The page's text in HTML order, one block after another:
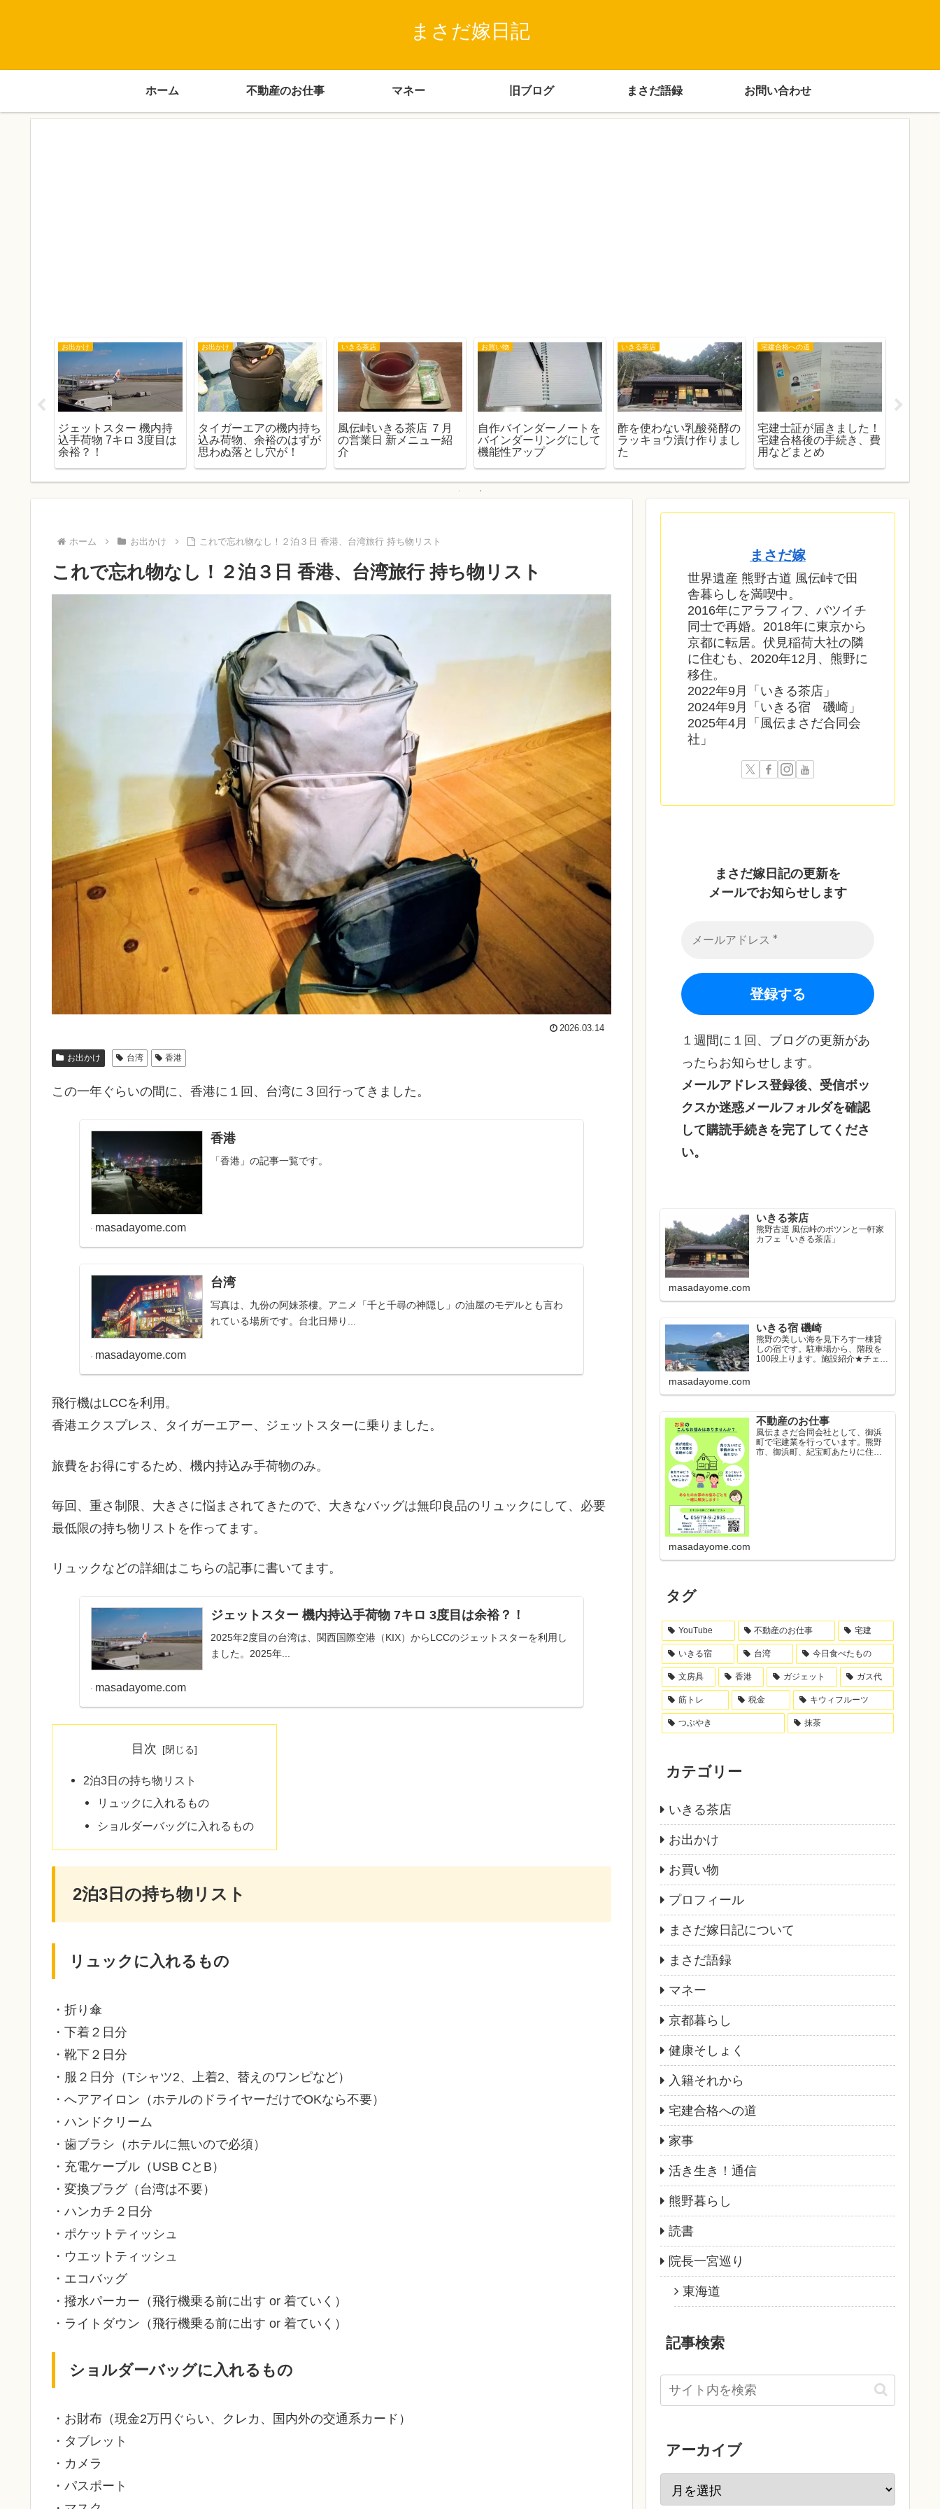
まさだ嫁日記
ホーム 不動産のお仕事 マネー 旧ブログ まさだ語録 お問い合わせ
いきる茶店
YouTube１００日連続投
稿達成 カフェのことで
ご報告があります
お出かけ
香港エクスプレス
（LCC)に乗るときに気
をつけることメモ
熊野暮らし
スマホを辞めて、タブレ
ットだけにしてみた
ら・・・！
熊野暮らし
熊野大花火大会を混雑を
避けて見ませんか？
宅建合格への道
合格証届きました。さて
次にやること
マネー
2025年は楽天銀行デビ
ットカードとファミペイ
で 固定資産税、自動車
ホーム お出かけ これで忘れ物なし！２泊３日 香港、台湾旅行 持ち物リスト
これで忘れ物なし！２泊３日 香港、台湾旅行 持ち物リスト
2026.03.14
お出かけ 台湾 香港
この一年ぐらいの間に、香港に１回、台湾に３回行ってきました。
香港
「香港」の記事一覧です。
masadayome.com
台湾
写真は、九份の阿妹茶樓。アニメ「千と千尋の神隠し」の油屋のモデルとも言わ
れている場所です。台北日帰り...
masadayome.com
飛行機はLCCを利用。
香港エクスプレス、タイガーエアー、ジェットスターに乗りました。
旅費をお得にするため、機内持込み手荷物のみ。
毎回、重さ制限、大きさに悩まされてきたので、大きなバッグは無印良品のリュックにして、必要
最低限の持ち物リストを作ってます。
リュックなどの詳細はこちらの記事に書いてます。
ジェットスター 機内持込手荷物 7キロ 3度目は余裕？！
2025年2度目の台湾は、関西国際空港（KIX）からLCCのジェットスターを利用し
ました。2025年...
masadayome.com
目次
2泊3日の持ち物リスト
リュックに入れるもの
ショルダーバッグに入れるもの
2泊3日の持ち物リスト
リュックに入れるもの
・折り傘
・下着２日分
・靴下２日分
・服２日分（Tシャツ2、上着2、替えのワンピなど）
・へアアイロン（ホテルのドライヤーだけでOKなら不要）
・ハンドクリーム
・歯ブラシ（ホテルに無いので必須）
・充電ケーブル（USB CとB）
・変換プラグ（台湾は不要）
・ハンカチ２日分
・ポケットティッシュ
・ウエットティッシュ
・エコバッグ
・撥水パーカー（飛行機乗る前に出す or 着ていく）
・ライトダウン（飛行機乗る前に出す or 着ていく）
ショルダーバッグに入れるもの
・お財布（現金2万円ぐらい、クレカ、国内外の交通系カード）
・タブレット
・カメラ
・パスポート
まさだ嫁
世界遺産 熊野古道 風伝峠で田
舎暮らしを満喫中。
2016年にアラフィフ、バツイチ
同士で再婚。2018年に東京から
京都に転居。伏見稲荷大社の隣
に住むも、2020年12月、熊野に
移住。
2022年9月「いきる茶店」
2024年9月「いきる宿 磯崎」
2025年4月「風伝まさだ合同会
社」
まさだ嫁日記の更新を
メールでお知らせします
１週間に１回、ブログの更新があ
ったらお知らせします。
メールアドレス登録後、受信ボッ
クスか迷惑メールフォルダを確認
して購読手続きを完了してくださ
い。
いきる茶店
熊野古道 風伝峠のポツンと一軒家
カフェ「いきる茶店」
masadayome.com
いきる宿 磯崎
熊野の美しい海を見下ろす一棟貸
しの宿です。駐車場から、階段を
100段上ります。施設紹介★チェッ
masadayome.com
不動産のお仕事
風伝まさだ合同会社として、御浜
町で宅建業を行っています。熊野
市、御浜町、紀宝町あたりに住み
masadayome.com
タグ
YouTube 不動産のお仕事 宅建
いきる宿 台湾 今日食べたもの
文房具 香港 ガジェット ガス代
筋トレ 税金 キウィフルーツ
つぶやき 抹茶
カテゴリー
いきる茶店
お出かけ
お買い物
プロフィール
まさだ嫁日記について
まさだ語録
マネー
京都暮らし
健康そしょく
入籍それから
宅建合格への道
家事
活き生き！通信
熊野暮らし
読書
院長一宮巡り
東海道
記事検索
アーカイブ